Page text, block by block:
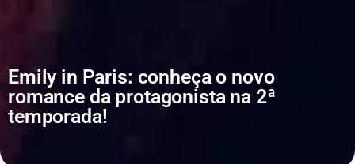
Emily in Paris: conheça o novo
romance da protagonista na 2ª
temporada!